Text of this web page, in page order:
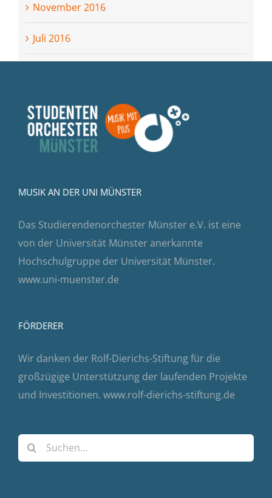
November 2016
Juli 2016
MUSIK AN DER UNI MÜNSTER
Das Studierendenorchester Münster e.V. ist eine
von der Universität Münster anerkannte
Hochschulgruppe der Universität Münster.
www.uni-muenster.de
FÖRDERER
Wir danken der Rolf-Dierichs-Stiftung für die
großzügige Unterstützung der laufenden Projekte
und Investitionen. www.rolf-dierichs-stiftung.de
Suche
nach: